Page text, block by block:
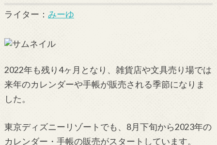
ライター： みーゆ
2022年も残り4ヶ月となり、雑貨店や文具売り場では
来年のカレンダーや手帳が販売される季節になりま
した。
東京ディズニーリゾートでも、8月下旬から2023年の
カレンダー・手帳の販売がスタートしています。